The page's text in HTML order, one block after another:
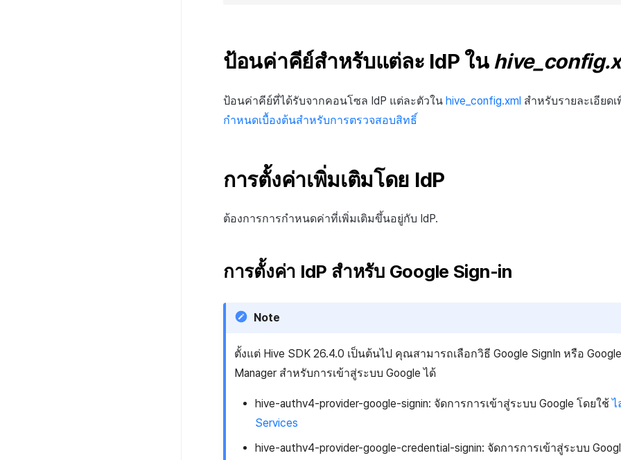
ป้อนค่าคีย์สำหรับแต่ละ IdP ใน
ป้อนค่าคีย์ที่ได้รับจากคอนโซล IdP แต่ละตัวใน hive_config.xml สำหรับรายละเอียด
กำหนดเบื้องต้นสำหรับการตรวจสอบสิทธิ์
การตั้งค่าเพิ่มเติมโดย IdP
ต้องการการกำหนดค่าที่เพิ่มเติมขึ้นอยู่กับ IdP.
การตั้งค่า IdP สำหรับ Google Sign-in
Note
ตั้งแต่ Hive SDK 26.4.0 เป็นต้นไป คุณสามารถเลือกวิธี Google SignIn หรือ Google
Manager สำหรับการเข้าสู่ระบบ Google ได้
hive-authv4-provider-google-signin: จัดการการเข้าสู่ระบบ Google โดยใช้ไ
Services
hive-authv4-provider-google-credential-signin: จัดการการเข้าสู่ระบบ